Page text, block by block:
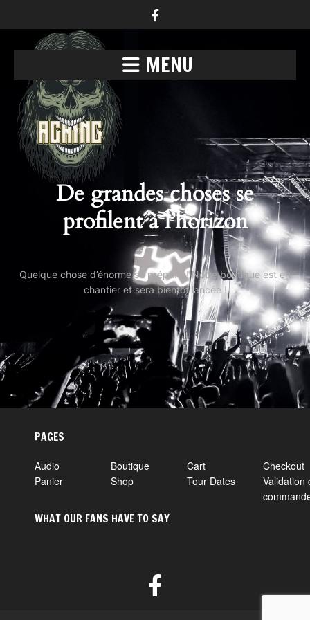
MENU
De grandes choses se
profilent à l’horizon
Quelque chose d’énorme se prépare ! Notre boutique est en
chantier et sera bientôt lancée !
PAGES
Audio Boutique Cart
Checkout
Panier
Shop Tour Dates
Validation
WHAT OUR FANS HAVE TO SAY